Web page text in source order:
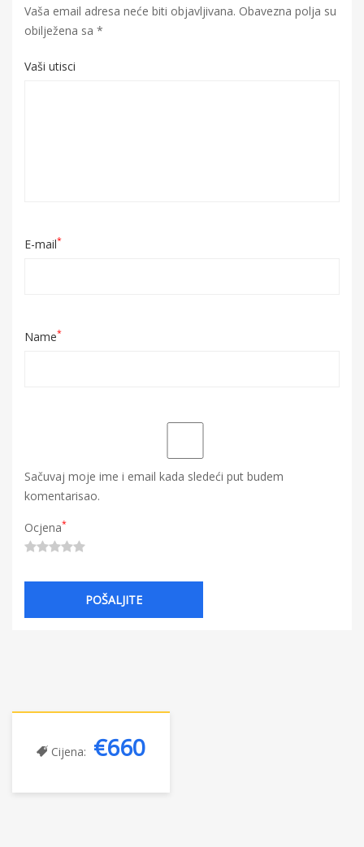
Vaša email adresa neće biti objavljivana. Obavezna polja su
obilježena sa *
Vaši utisci
E-mail*
Name*
Sačuvaj moje ime i email kada sledeći put budem
komentarisao.
Ocjena*
Cijena: €660